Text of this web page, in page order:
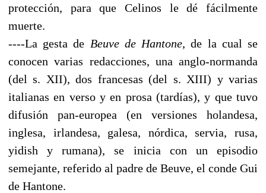
protección, para que Celinos le dé fácilmente
muerte.
----La gesta de Beuve de Hantone, de la cual se
conocen varias redacciones, una anglo-normanda
(del s. XII), dos francesas (del s. XIII) y varias
italianas en verso y en prosa (tardías), y que tuvo
difusión pan-europea (en versiones holandesa,
inglesa, irlandesa, galesa, nórdica, servia, rusa,
yidish y rumana), se inicia con un episodio
semejante, referido al padre de Beuve, el conde Gui
de Hantone.